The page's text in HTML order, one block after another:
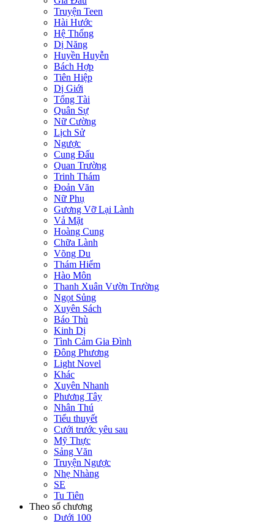
Truyện Teen
Hài Hước
Hệ Thống
Dị Năng
Huyền Huyễn
Bách Hợp
Tiên Hiệp
Dị Giới
Tổng Tài
Quân Sự
Nữ Cường
Lịch Sử
Ngược
Cung Đấu
Quan Trường
Trinh Thám
Đoản Văn
Nữ Phụ
Gương Vỡ Lại Lành
Vả Mặt
Hoàng Cung
Chữa Lành
Võng Du
Thám Hiểm
Hào Môn
Thanh Xuân Vườn Trường
Ngọt Sủng
Xuyên Sách
Báo Thù
Kinh Dị
Tình Cảm Gia Đình
Đông Phương
Light Novel
Khác
Xuyên Nhanh
Phương Tây
Nhân Thú
Tiểu thuyết
Cưới trước yêu sau
Mỹ Thực
Sảng Văn
Truyện Ngược
Nhẹ Nhàng
SE
Tu Tiên
Theo số chương
Dưới 100